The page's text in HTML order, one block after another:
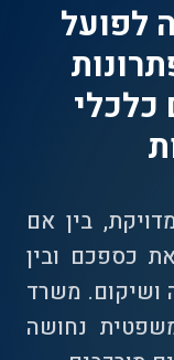
לפועל
בין אם
כספכם ובין
ושיקום. משרד
נחושה